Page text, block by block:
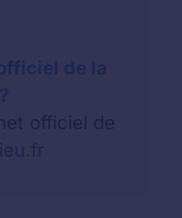
de la
officiel de